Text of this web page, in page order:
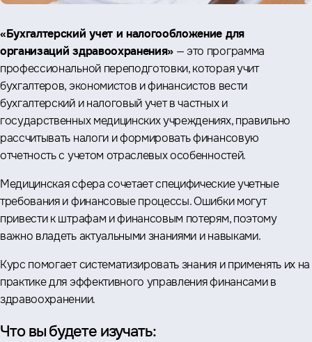
«Бухгалтерский учет и налогообложение для
организаций здравоохранения» — это программа
профессиональной переподготовки, которая учит
бухгалтеров, экономистов и финансистов вести
бухгалтерский и налоговый учет в частных и
государственных медицинских учреждениях, правильно
рассчитывать налоги и формировать финансовую
отчетность с учетом отраслевых особенностей.
Медицинская сфера сочетает специфические учетные
требования и финансовые процессы. Ошибки могут
привести к штрафам и финансовым потерям, поэтому
важно владеть актуальными знаниями и навыками.
Курс помогает систематизировать знания и применять их на
практике для эффективного управления финансами в
здравоохранении.
Что вы будете изучать: